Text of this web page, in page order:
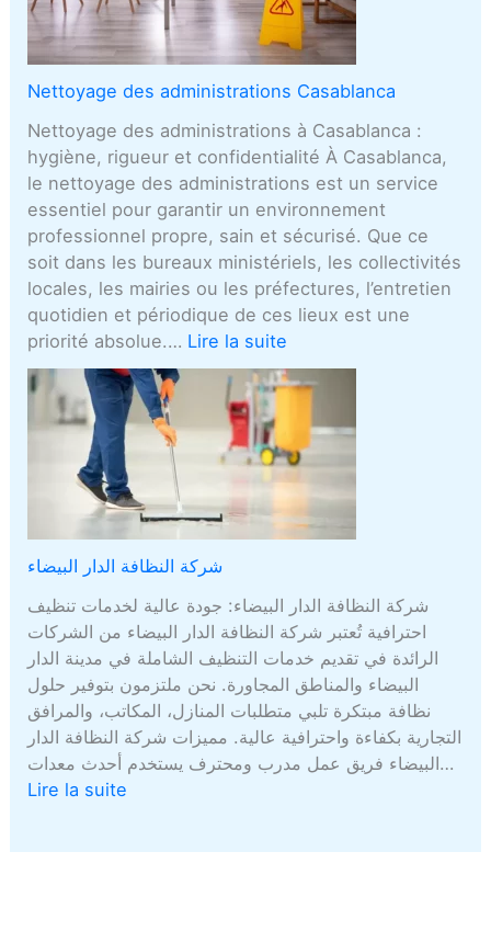
Nettoyage des administrations Casablanca
Nettoyage des administrations à Casablanca :
hygiène, rigueur et confidentialité À Casablanca,
le nettoyage des administrations est un service
essentiel pour garantir un environnement
professionnel propre, sain et sécurisé. Que ce
soit dans les bureaux ministériels, les collectivités
locales, les mairies ou les préfectures, l’entretien
quotidien et périodique de ces lieux est une
priorité absolue.… Lire la suite
شركة النظافة الدار البيضاء
شركة النظافة الدار البيضاء: جودة عالية لخدمات تنظيف
احترافية تُعتبر شركة النظافة الدار البيضاء من الشركات
الرائدة في تقديم خدمات التنظيف الشاملة في مدينة الدار
البيضاء والمناطق المجاورة. نحن ملتزمون بتوفير حلول
نظافة مبتكرة تلبي متطلبات المنازل، المكاتب، والمرافق
التجارية بكفاءة واحترافية عالية. مميزات شركة النظافة الدار
البيضاء فريق عمل مدرب ومحترف يستخدم أحدث معدات…
Lire la suite